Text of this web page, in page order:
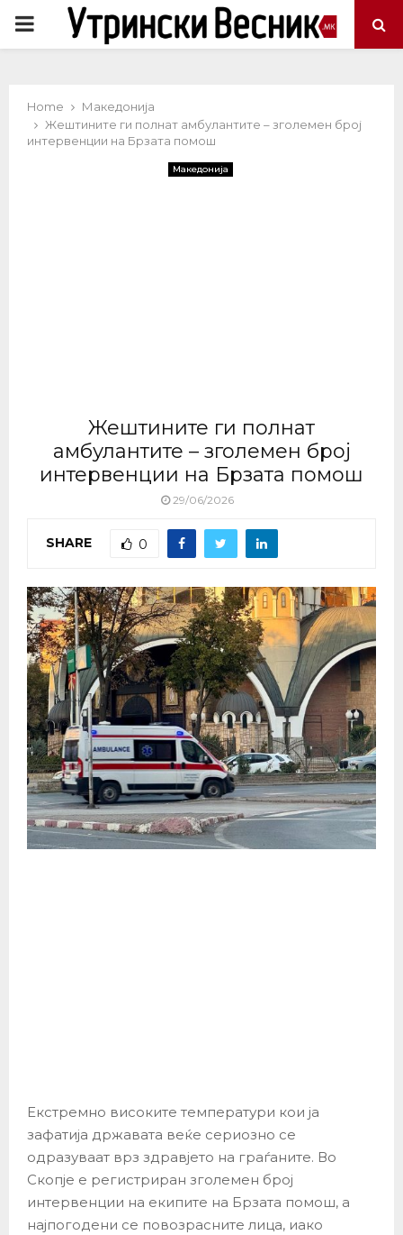
PRIMARY
Home
Македонија
Жештините ги полнат амбулантите – зголемен број
интервенции на Брзата помош
Македонија
Жештините ги полнат
амбулантите – зголемен број
интервенции на Брзата помош
29/06/2026
SHARE 0
Екстремно високите температури кои ја
зафатија државата веќе сериозно се
одразуваат врз здравјето на граѓаните. Во
Скопје е регистриран зголемен број
интервенции на екипите на Брзата помош, а
најпогодени се повозрасните лица, иако